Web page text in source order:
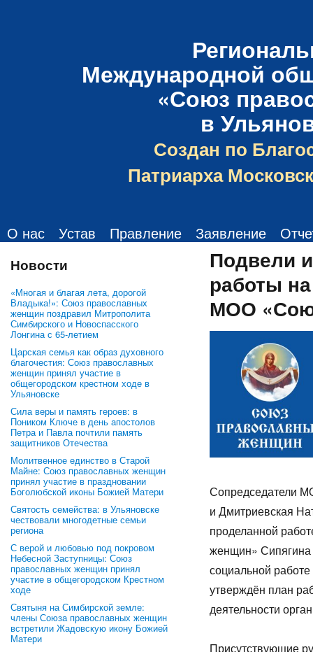
Международной
«Союз
в
Создан по
Патриарха
О нас Устав Правление Заявление
Новости
«Многая и благая лета, дорогой
Владыка!»: Союз православных
женщин поздравил Митрополита
Симбирского и Новоспасского
Лонгина с 65-летием
Царская семья как образ духовного
благочестия: Союз православных
женщин принял участие в
общегородском крестном ходе в
Ульяновске
Сила веры и память героев: в
Поником Ключе в день апостолов
Петра и Павла почтили память
защитников Отечества
Молитвенное единство в Старой
Майне: Союз православных женщин
принял участие в праздновании
Боголюбской иконы Божией Матери
Святость семейства: в Ульяновске
чествовали многодетные семьи
региона
С верой и любовью под покровом
Небесной Заступницы: Союз
православных женщин принял
участие в общегородском Крестном
ходе
Святыня на Симбирской земле:
члены Союза православных женщин
встретили Жадовскую икону Божией
Матери
Подвели
работы
МОО
Сопредседатели
и Дмитриевская
проделанной
женщин» Сипягина
социальной
утверждён план
деятельности
Присутствующие